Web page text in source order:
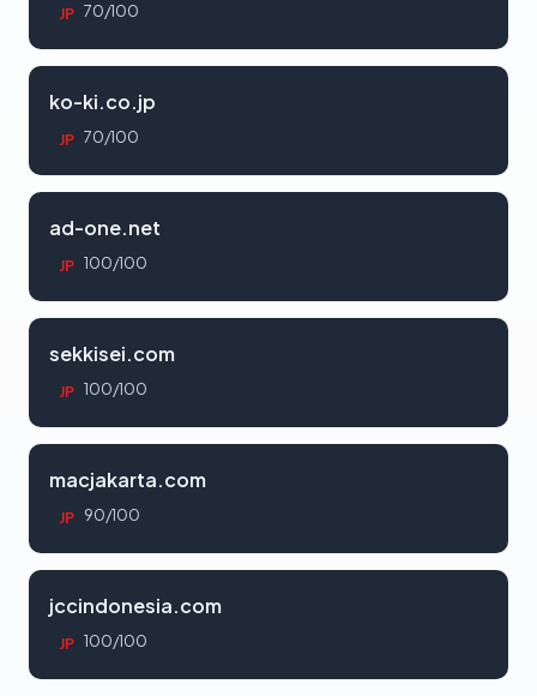
JP 70/100
ko-ki.co.jp
JP 70/100
ad-one.net
JP 100/100
sekkisei.com
JP 100/100
macjakarta.com
JP 90/100
jccindonesia.com
JP 100/100